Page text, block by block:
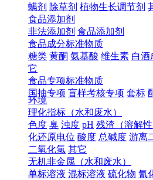
螨剂 除草剂 植物生长调节剂
食品添加剂
非法添加剂 食品添加剂
食品成分标准物质
糖类 黄酮 氨基酸 维生素 白酒
它
食品专项标准物质
国抽专项 盲样考核专项 套标
环境
理化指标（水和废水）
色度 臭 浊度 pH 残渣（溶解性
化还原电位 酸度 总碱度 游离
二氧化氯 其它
无机非金属（水和废水）
单标溶液 混标溶液 硫化物 氰